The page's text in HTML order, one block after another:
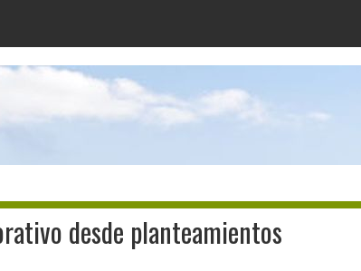
desde planteamientos